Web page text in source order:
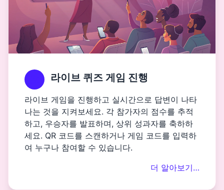
라이브 퀴즈 게임 진행
라이브 게임을 진행하고 실시간으로 답변이 나타
나는 것을 지켜보세요. 각 참가자의 점수를 추적
하고, 우승자를 발표하며, 상위 성과자를 축하하
세요. QR 코드를 스캔하거나 게임 코드를 입력하
여 누구나 참여할 수 있습니다.
더 알아보기…